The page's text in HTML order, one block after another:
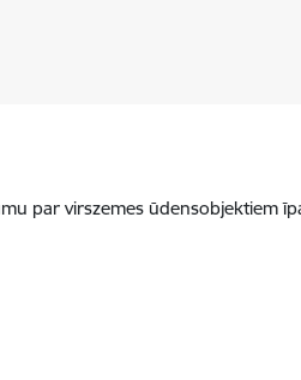
par virszemes ūdensobjektiem